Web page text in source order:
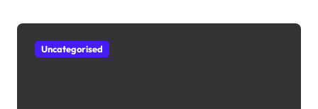
Uncategorised